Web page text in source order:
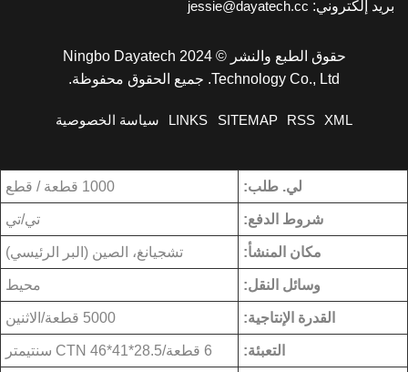
إلكتروني:jessie@dayatech.cc
حقوق الطبع والنشر © 2024 Ningbo Dayatech
Technology Co., Ltd. جميع الحقوق محفوظة.
LINKS SITEMAP RSS XML سياسة الخصوصية
لي. طلب: 1000 قطعة / قطع
شروط الدفع: تي/تي
مكان المنشأ: تشجيانغ، الصين (البر الرئيسي)
وسائل النقل: محيط
القدرة الإنتاجية: 5000 قطعة/الاثنين
التعبئة: